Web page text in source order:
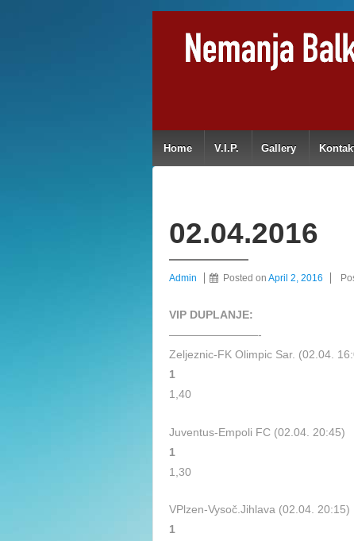
Home V.I.P. Gallery
02.04.2016
Admin Posted on April 2, 2016
VIP DUPLANJE:
————————-
Zeljeznic-FK Olimpic Sar. (02.04.
1
1,40
Juventus-Empoli FC (02.04. 20:45)
1
1,30
VPlzen-Vysoč.Jihlava (02.04. 20:15)
1